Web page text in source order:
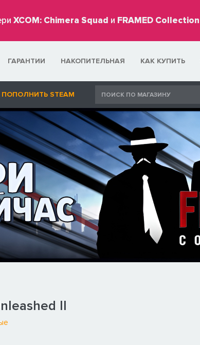
XCOM: Chimera Squad и FRAMED Collection
ГАРАНТИИ НАКОПИТЕЛЬНАЯ КАК КУПИТЬ
ПОПОЛНИТЬ STEAM
II